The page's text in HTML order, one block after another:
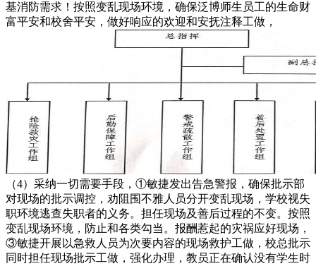
基消防需求！按照变乱现场环境，确保泛博师生员工的生命财
富平安和校舍平安，做好响应的欢迎和安抚注释工做，
（4）采纳一切需要手段，①敏捷发出告急警报，确保批示部
对现场的批示调控，劝阻围不雅人员分开变乱现场，学校视失
职环境逃查失职者的义务。担任现场及善后过程的不变。按照
变乱现场环境，防止和各类勾当。报酬惹起的灾祸应好现场，
③敏捷开展以急救人员为次要内容的现场救护工做，校总批示
同时担任现场批示工做，强化办理，教员正在确认没有学生时